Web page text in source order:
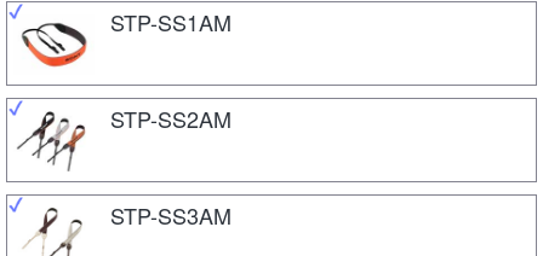
STP-SS1AM
STP-SS2AM
STP-SS3AM